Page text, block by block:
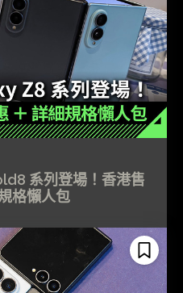
系列登場！香港售
格懶人包